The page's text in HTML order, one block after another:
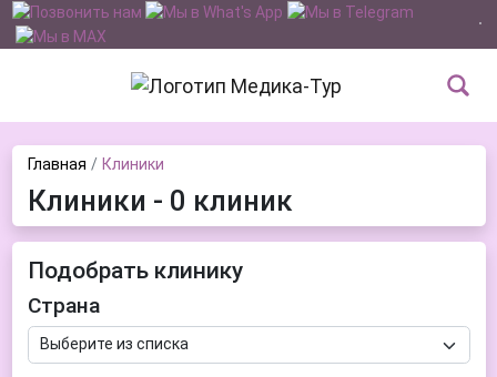
Главная Клиники
Клиники - 0 клиник
Подобрать клинику
Страна